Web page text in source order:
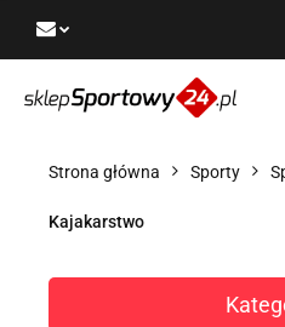
Strona główna Sporty
Kajakarstwo